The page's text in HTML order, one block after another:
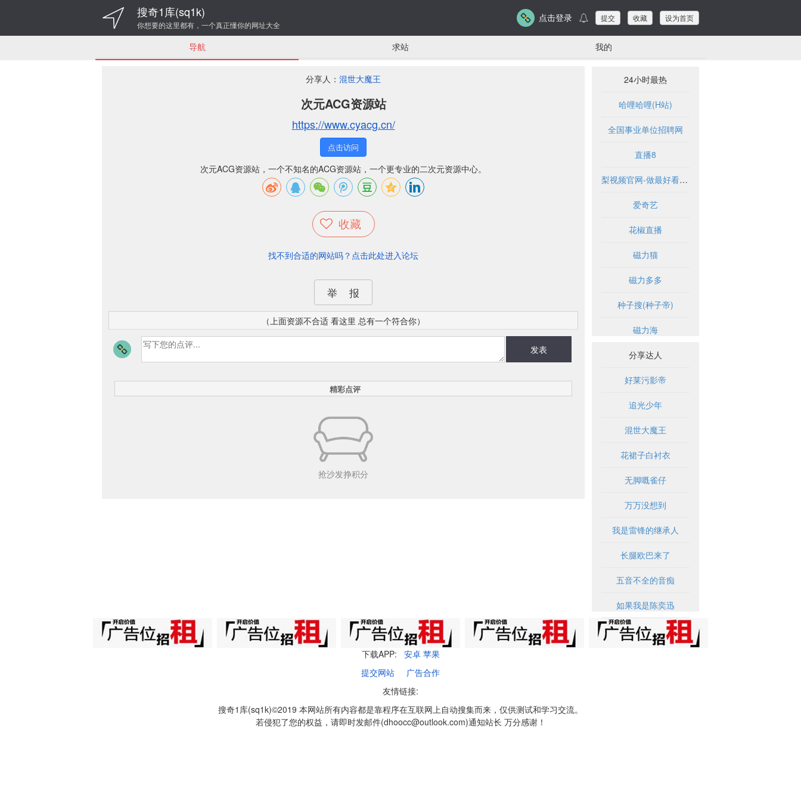
搜奇1库(sq1k)
你想要的这里都有，一个真正懂你的网址大全
点击登录 提交 收藏 设为首页
导航 求站 我的
分享人： 混世大魔王
次元ACG资源站
https://www.cyacg.cn/
点击访问
次元ACG资源站，一个不知名的ACG资源站，一个更专业的二次元资源中心。
收藏
找不到合适的网站吗？点击此处进入论坛
举 报
（上面资源不合适 看这里 总有一个符合你）
发表
精彩点评
抢沙发挣积分
24小时最热
哈哩哈哩(H站)
全国事业单位招聘网
直播8
梨视频官网-做最好看的资讯短视频-Pear Video
爱奇艺
花椒直播
磁力猫
磁力多多
种子搜(种子帝)
磁力海
分享达人
好莱污影帝
追光少年
混世大魔王
花裙子白衬衣
无脚嘅雀仔
万万没想到
我是雷锋的继承人
长腿欧巴来了
五音不全的音痴
如果我是陈奕迅
下载APP: 安卓 苹果
提交网站
广告合作
友情链接:
搜奇1库(sq1k)©2019 本网站所有内容都是靠程序在互联网上自动搜集而来，仅供测试和学习交流。
若侵犯了您的权益，请即时发邮件(dhoocc@outlook.com)通知站长 万分感谢！